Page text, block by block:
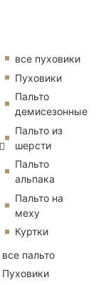
все пуховики
Пуховики
Пальто
демисезонные
Пальто из
шерсти
Пальто
альпака
Пальто на
меху
Куртки
все пальто
Пуховики